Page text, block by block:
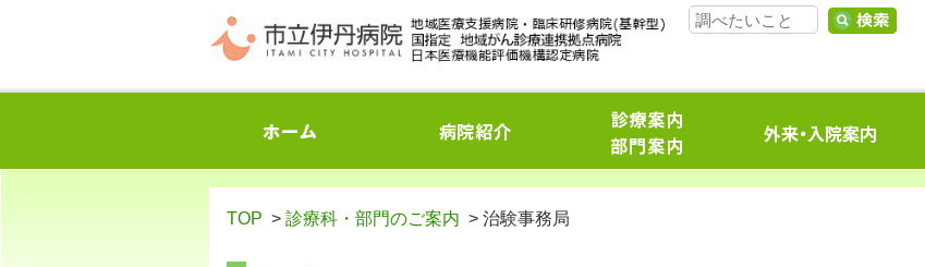
TOP > 診療科・部門のご案内 > 治験事務局